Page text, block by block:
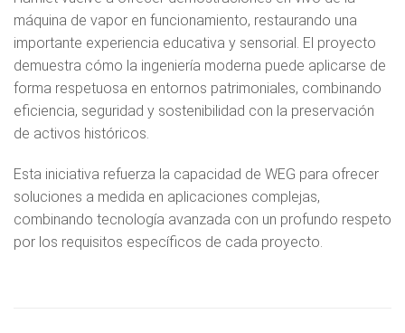
máquina de vapor en funcionamiento, restaurando una
importante experiencia educativa y sensorial. El proyecto
demuestra cómo la ingeniería moderna puede aplicarse de
forma respetuosa en entornos patrimoniales, combinando
eficiencia, seguridad y sostenibilidad con la preservación
de activos históricos.
Esta iniciativa refuerza la capacidad de WEG para ofrecer
soluciones a medida en aplicaciones complejas,
combinando tecnología avanzada con un profundo respeto
por los requisitos específicos de cada proyecto.